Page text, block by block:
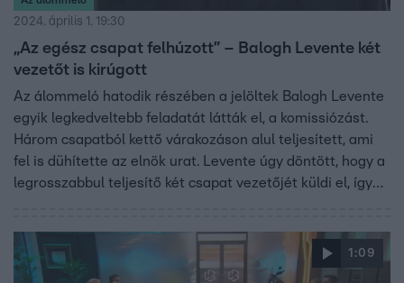
2024. április 1. 19:30
„Az egész csapat felhúzott” – Balogh Levente két
vezetőt is kirúgott
Az álommeló hatodik részében a jelöltek Balogh Levente
egyik legkedveltebb feladatát látták el, a komissiózást.
Három csapatból kettő várakozáson alul teljesített, ami
fel is dühítette az elnök urat. Levente úgy döntött, hogy a
legrosszabbul teljesítő két csapat vezetőjét küldi el, így
jelöltek így újabb két várólistás érkezésére számíthattak.
1:09